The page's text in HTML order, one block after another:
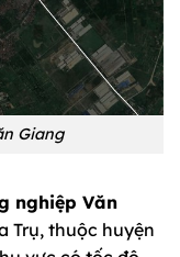
Giang
nghiệp Văn
Trụ, thuộc huyện